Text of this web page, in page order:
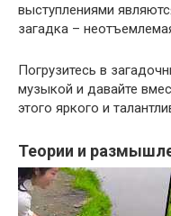
выступлениями
загадка –
Погрузитесь в
музыкой и давайте
этого яркого и
Теории и